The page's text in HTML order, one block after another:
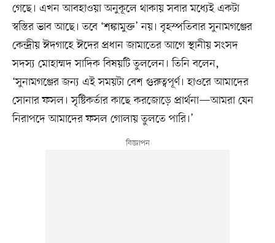
গেছে। এখন আবহাওয়া অনুকূলে থাকায় সবার মধ্যেই একটা
স্বস্তির ভাব আছে। তবে ‘শঙ্কামুক্ত’ নয়। বৃহস্পতিবার সুনামগঞ্জের
কেন্দ্রীয় ঈদগাহে ঈদের প্রধান জামাতের আগে স্থানীয় সংসদ
সদস্য মোহাম্মদ সাদিক বিষয়টি তুললেন। তিনি বলেন,
‘সুনামগঞ্জের জন্য এই সময়টা বেশ গুরুত্বপূর্ণ। হাওরে আমাদের
সোনার ফসল। সৃষ্টিকর্তার কাছে করজোড়ে প্রার্থনা—আমরা যেন
নিরাপদে আমাদের ফসল গোলায় তুলতে পারি।’